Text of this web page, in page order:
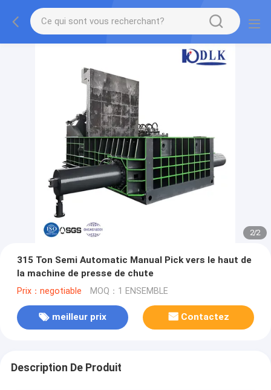
2/2
315 Ton Semi Automatic Manual Pick vers le haut de
la machine de presse de chute
Prix：negotiable MOQ：1 ENSEMBLE
meilleur prix Contactez
Description De Produit